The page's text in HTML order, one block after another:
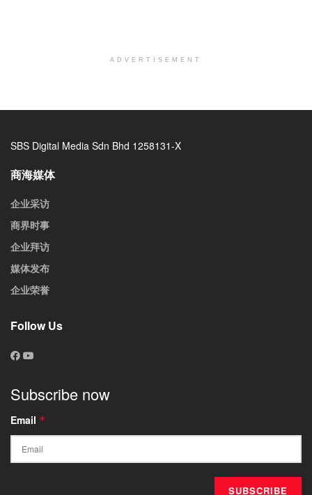
ADVERTISEMENT
SBS Digital Media Sdn Bhd 1258131-X
商海媒体
企业采访
商界时事
企业拜访
媒体发布
企业荣誉
Follow Us
Subscribe now
Email *